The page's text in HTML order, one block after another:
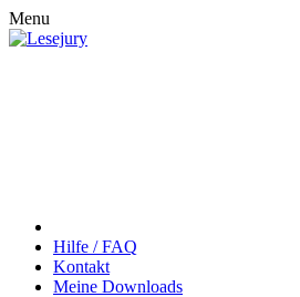
Menu
Hilfe / FAQ
Kontakt
Meine Downloads